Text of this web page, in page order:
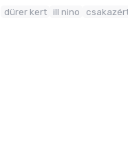
dürer kert ill nino